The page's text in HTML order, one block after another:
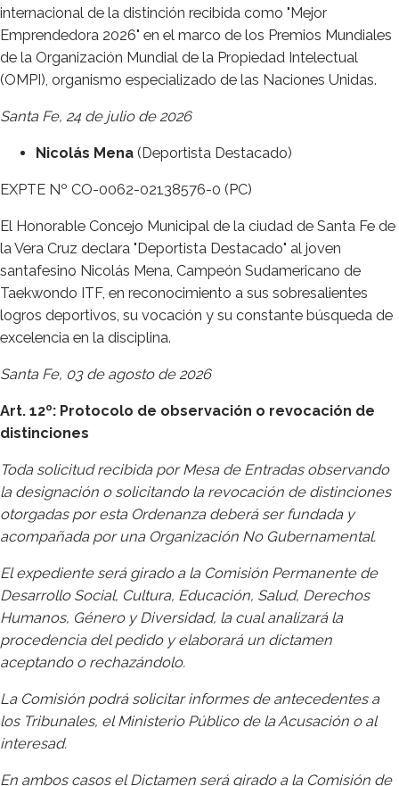
internacional de la distinción recibida como "Mejor
Emprendedora 2026" en el marco de los Premios Mundiales
de la Organización Mundial de la Propiedad Intelectual
(OMPI), organismo especializado de las Naciones Unidas.
Santa Fe, 24 de julio de 2026
Nicolás Mena (Deportista Destacado)
EXPTE Nº CO-0062-02138576-0 (PC)
El Honorable Concejo Municipal de la ciudad de Santa Fe de
la Vera Cruz declara "Deportista Destacado" al joven
santafesino Nicolás Mena, Campeón Sudamericano de
Taekwondo ITF, en reconocimiento a sus sobresalientes
logros deportivos, su vocación y su constante búsqueda de
excelencia en la disciplina.
Santa Fe, 03 de agosto de 2026
Art. 12º: Protocolo de observación o revocación de
distinciones
Toda solicitud recibida por Mesa de Entradas observando
la designación o solicitando la revocación de distinciones
otorgadas por esta Ordenanza deberá ser fundada y
acompañada por una Organización No Gubernamental.
El expediente será girado a la Comisión Permanente de
Desarrollo Social, Cultura, Educación, Salud, Derechos
Humanos, Género y Diversidad, la cual analizará la
procedencia del pedido y elaborará un dictamen
aceptando o rechazándolo.
La Comisión podrá solicitar informes de antecedentes a
los Tribunales, el Ministerio Público de la Acusación o al
interesad.
En ambos casos el Dictamen será girado a la Comisión de